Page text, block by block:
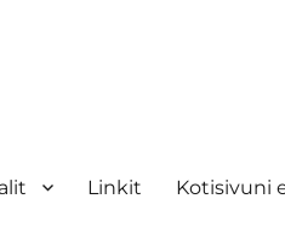
Linkit Kotisivuni